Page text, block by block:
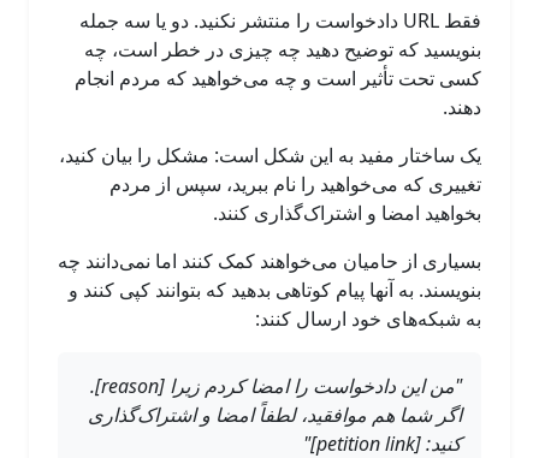
فقط URL دادخواست را منتشر نکنید. دو یا سه جمله
بنویسید که توضیح دهید چه چیزی در خطر است، چه
کسی تحت تأثیر است و چه می‌خواهید که مردم انجام
دهند.
یک ساختار مفید به این شکل است: مشکل را بیان کنید،
تغییری که می‌خواهید را نام ببرید، سپس از مردم
بخواهید امضا و اشتراک‌گذاری کنند.
بسیاری از حامیان می‌خواهند کمک کنند اما نمی‌دانند چه
بنویسند. به آنها پیام کوتاهی بدهید که بتوانند کپی کنند و
به شبکه‌های خود ارسال کنند:
"من این دادخواست را امضا کردم زیرا [reason].
اگر شما هم موافقید، لطفاً امضا و اشتراک‌گذاری
کنید: [petition link]"